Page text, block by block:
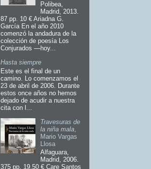
Polibea,
Madrid, 2013.
87 pp. 10 € Ariadna G.
García En el año 2010
comenzó la andadura de la
colección de poesía Los
Conjurados —hoy...
Hasta siempre
Este es el final de un
camino. Lo comenzamos el
23 de abril de 2006. Durante
estos once años no hemos
dejado de acudir a nuestra
cita con l...
Travesuras de
la niña mala
Mario Vargas
Llosa
Alfaguara,
Madrid, 2006.
375 pp. 19,50 € Care Santos